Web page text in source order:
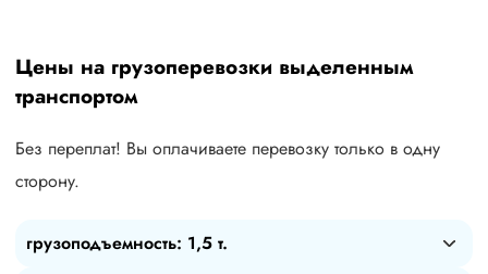
Цены на грузоперевозки выделенным
транспортом
Без переплат! Вы оплачиваете перевозку только в одну
сторону.
грузоподъемность: 1,5 т.